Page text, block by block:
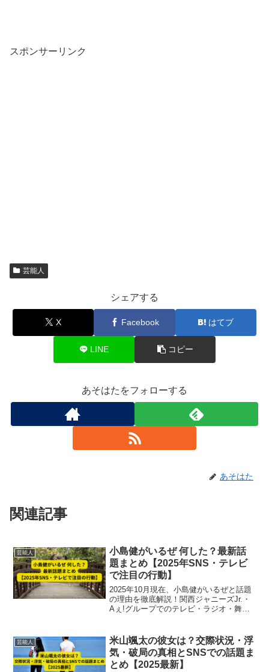
スポンサーリンク
芸能人
シェアする
X Facebook はてブ
LINE コピー
あそはたをフォローする
あそはた
関連記事
芸能人
小島健がいるぜ 何した？最新話
題まとめ【2025年SNS・テレビ
で注目の行動】
2025年10月現在、小島健がいるぜと話題
の理由を徹底解説！関西ジャニーズJr.・
Aぇ!グループでのテレビ・ラジオ・舞台
芸能人
米山颯太の彼女は？交際状況・浮
気・破局の真相とSNSでの話題ま
とめ【2025最新】